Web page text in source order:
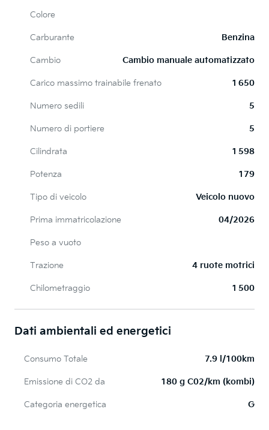
Colore
Carburante Benzina
Cambio Cambio manuale automatizzato
Carico massimo trainabile frenato 1 650
Numero sedili 5
Numero di portiere 5
Cilindrata 1 598
Potenza 179
Tipo di veicolo Veicolo nuovo
Prima immatricolazione 04/2026
Peso a vuoto
Trazione 4 ruote motrici
Chilometraggio 1 500
Dati ambientali ed energetici
Consumo Totale 7.9 l/100km
Emissione di CO2 da 180 g C02/km (kombi)
Categoria energetica G